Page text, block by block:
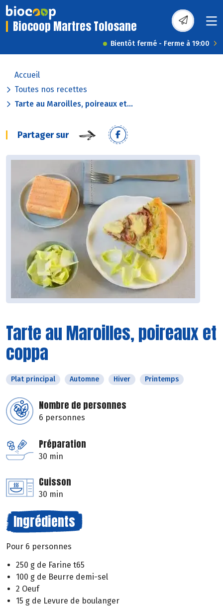
Biocoop Martres Tolosane
Bientôt fermé - Ferme à 19:00
Accueil
Toutes nos recettes
Tarte au Maroilles, poireaux et...
Partager sur
Tarte au Maroilles, poireaux et
coppa
Plat principal Automne Hiver Printemps
Nombre de personnes
6 personnes
Préparation
30 min
Cuisson
30 min
Ingrédients
Pour 6 personnes
250 g de Farine t65
100 g de Beurre demi-sel
2 Oeuf
15 g de Levure de boulanger